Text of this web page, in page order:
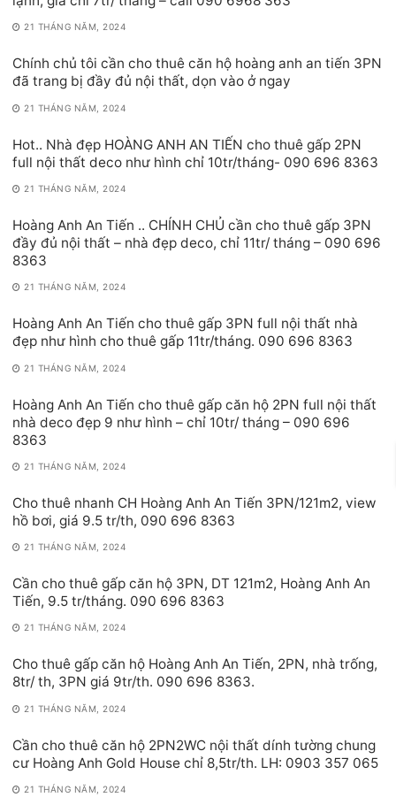
21 THÁNG NĂM, 2024
Chính chủ tôi cần cho thuê căn hộ hoàng anh an tiến 3PN
đã trang bị đầy đủ nội thất, dọn vào ở ngay
21 THÁNG NĂM, 2024
Hot.. Nhà đẹp HOÀNG ANH AN TIẾN cho thuê gấp 2PN
full nội thất deco như hình chỉ 10tr/tháng- 090 696 8363
21 THÁNG NĂM, 2024
Hoàng Anh An Tiến .. CHÍNH CHỦ cần cho thuê gấp 3PN
đầy đủ nội thất – nhà đẹp deco, chỉ 11tr/ tháng – 090 696
8363
21 THÁNG NĂM, 2024
Hoàng Anh An Tiến cho thuê gấp 3PN full nội thất nhà
đẹp như hình cho thuê gấp 11tr/tháng. 090 696 8363
21 THÁNG NĂM, 2024
Hoàng Anh An Tiến cho thuê gấp căn hộ 2PN full nội thất
nhà deco đẹp 9 như hình – chỉ 10tr/ tháng – 090 696
8363
21 THÁNG NĂM, 2024
Cho thuê nhanh CH Hoàng Anh An Tiến 3PN/121m2, view
hồ bơi, giá 9.5 tr/th, 090 696 8363
21 THÁNG NĂM, 2024
Cần cho thuê gấp căn hộ 3PN, DT 121m2, Hoàng Anh An
Tiến, 9.5 tr/tháng. 090 696 8363
21 THÁNG NĂM, 2024
Cho thuê gấp căn hộ Hoàng Anh An Tiến, 2PN, nhà trống,
8tr/ th, 3PN giá 9tr/th. 090 696 8363.
21 THÁNG NĂM, 2024
Cần cho thuê căn hộ 2PN2WC nội thất dính tường chung
cư Hoàng Anh Gold House chỉ 8,5tr/th. LH: 0903 357 065
21 THÁNG NĂM, 2024